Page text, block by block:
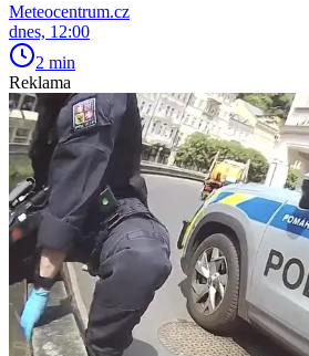
Meteocentrum.cz
dnes, 12:00
2 min
Reklama